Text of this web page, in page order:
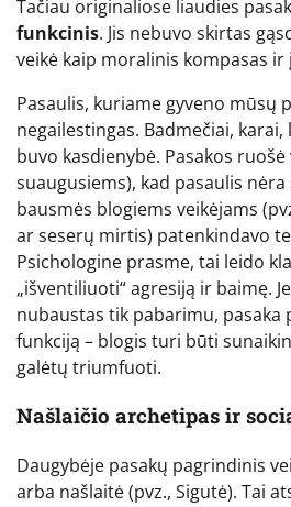
Tačiau originaliose liaudies
funkcinis. Jis nebuvo skirtas
veikė kaip moralinis kompasas ir
Pasaulis, kuriame gyveno mūsų
negailestingas. Badmečiai,
buvo kasdienybė. Pasakos
suaugusiems), kad pasaulis
bausmės blogiems veikėjams
ar seserų mirtis) patenkindavo
Psichologine prasme, tai leido
„išventiliuoti“ agresiją ir baimę.
nubaustas tik pabarimu, pasaka
funkciją – blogis turi būti
galėtų triumfuoti.
Našlaičio archetipas ir
Daugybėje pasakų pagrindinis
arba našlaitė (pvz., Sigutė). Tai